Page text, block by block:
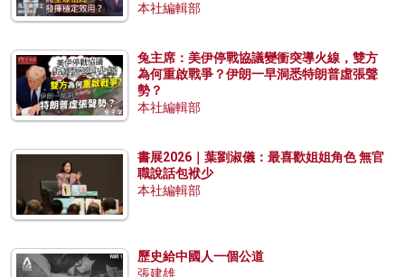
本社編輯部
兔主席：美伊停戰協議變衝突導火線，雙方
為何重啟戰爭？伊朗一早洞悉特朗普虛張聲
勢？
本社編輯部
書展2026｜葉劉淑儀：最喜歡姐姐角色 無官
職說話包袱少
本社編輯部
歷史給中國人一個公道
張建雄